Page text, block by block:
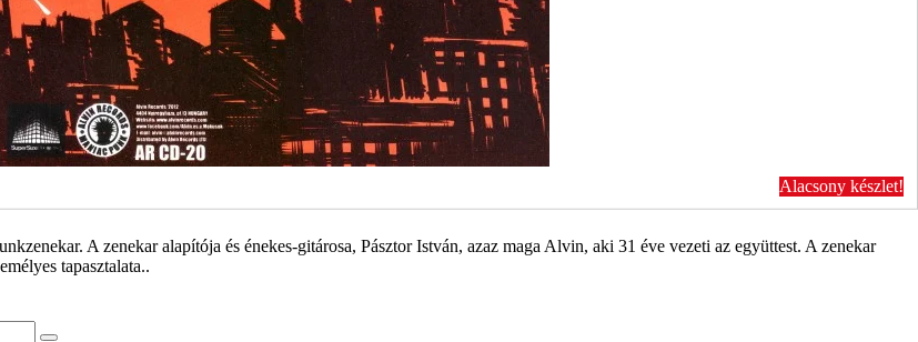
Alacsony készlet!
A zenekar alapítója és énekes-gitárosa, Pásztor István, azaz maga Alvin, aki 31 éve vezeti az együttest. A zenekar
tapasztalata..